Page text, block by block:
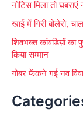
नोटिस मिला तो
खाई में गिरी बोलेरो,
शिवभक्त कांवडिय़ों का
किया सम्मान
गोबर फेंकने गई नव